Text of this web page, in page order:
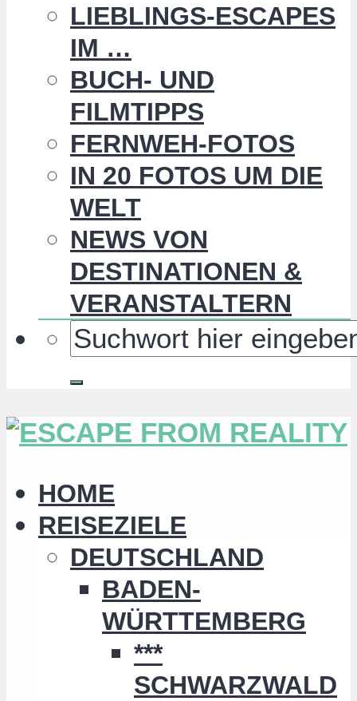
LIEBLINGS-ESCAPES
IM …
BUCH- UND
FILMTIPPS
FERNWEH-FOTOS
IN 20 FOTOS UM DIE
WELT
NEWS VON
DESTINATIONEN &
VERANSTALTERN
HOME
REISEZIELE
DEUTSCHLAND
BADEN-
WÜRTTEMBERG
***
SCHWARZWALD